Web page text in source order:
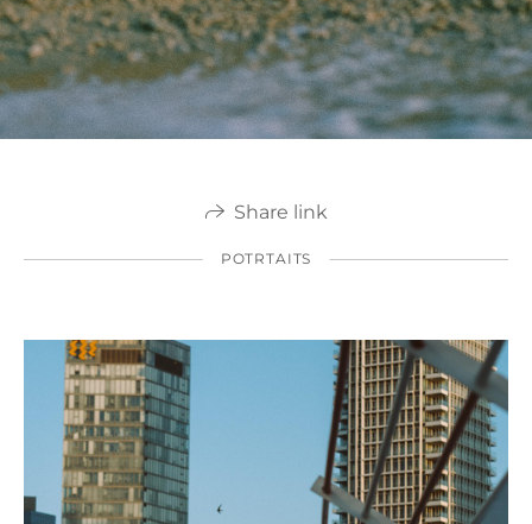
Share link
POTRTAITS